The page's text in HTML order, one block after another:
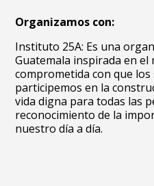
Organizamos con:
Instituto 25A: Es una
Guatemala inspirada en el
comprometida con que
participemos en la
vida digna para todas las
reconocimiento de la
nuestro día a día.